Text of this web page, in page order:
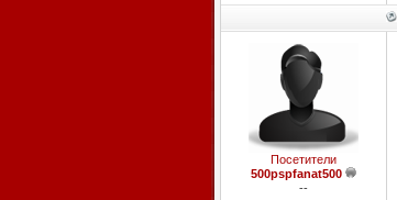
Посетители
500pspfanat500
--